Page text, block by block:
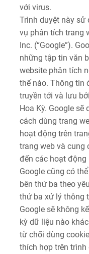
với virus.
Trình duyệt này sử
vụ phân tích trang
Inc. (“Google”).
những tập tin văn
website phân tích
thế nào. Thông tin
truyền tới và lưu
Hoa Kỳ. Google
cách dùng trang
hoạt động trên
trang web và cung
đến các hoạt động
Google cũng có
bên thứ ba theo
thứ ba xử lý thông
Google sẽ không
kỳ dữ liệu nào
từ chối dùng
thích hợp trên